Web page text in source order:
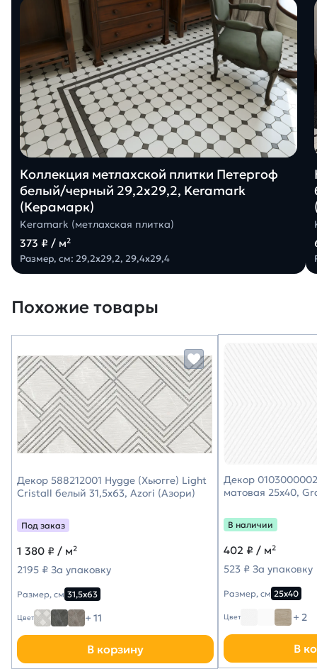
Коллекция метлахской плитки Петергоф
белый/черный 29,2х29,2, Keramark
(Керамарк)
Keramark (метлахская плитка)
373 ₽ / м²
Размер, см: 29,2х29,2, 29,4х29,4
Похожие товары
Декор 588212001 Hygge (Хьюгге) Light
Cristall белый 31,5х63, Azori (Азори)
Под заказ
1 380 ₽ / м²
2195 ₽ За упаковку
Размер, см 31,5х63
Цвет + 11
В корзину
Декор
матовая 25х40,
В наличии
402 ₽ / м²
523 ₽ За упаковку
Размер, см 25х40
Цвет + 2
В